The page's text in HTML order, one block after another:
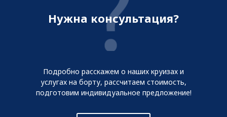
Нужна консультация?
Подробно расскажем о наших круизах и
услугах на борту, рассчитаем стоимость,
подготовим индивидуальное предложение!